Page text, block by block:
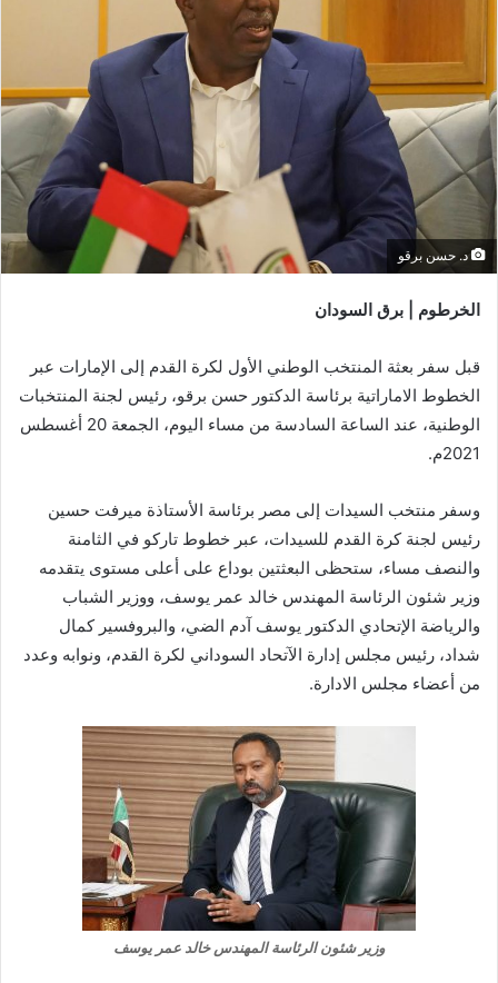
د. حسن برقو
الخرطوم | برق السودان
قبل سفر بعثة المنتخب الوطني الأول لكرة القدم إلى الإمارات عبر
الخطوط الاماراتية برئاسة الدكتور حسن برقو، رئيس لجنة المنتخبات
الوطنية، عند الساعة السادسة من مساء اليوم، الجمعة 20 أغسطس
2021م.
وسفر منتخب السيدات إلى مصر برئاسة الأستاذة ميرفت حسين
رئيس لجنة كرة القدم للسيدات، عبر خطوط تاركو في الثامنة
والنصف مساء، ستحظى البعثتين بوداع على أعلى مستوى يتقدمه
وزير شئون الرئاسة المهندس خالد عمر يوسف، ووزير الشباب
والرياضة الإتحادي الدكتور يوسف آدم الضي، والبروفسير كمال
شداد، رئيس مجلس إدارة الآتحاد السوداني لكرة القدم، ونوابه وعدد
من أعضاء مجلس الادارة.
وزير شئون الرئاسة المهندس خالد عمر يوسف